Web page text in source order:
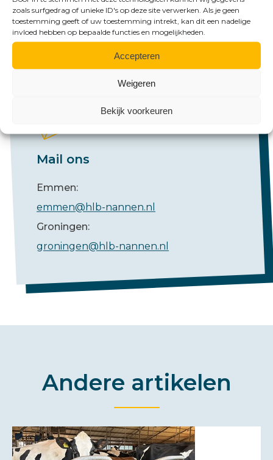
zoals surfgedrag of unieke ID's op deze site verwerken. Als je geen
toestemming geeft of uw toestemming intrekt, kan dit een nadelige
invloed hebben op bepaalde functies en mogelijkheden.
Accepteren
Weigeren
Bekijk voorkeuren
+31 (0)591 61 23 77
Groningen:
+31 (0)50 526 65 33
Mail ons
Emmen:
emmen@hlb-nannen.nl
Groningen:
groningen@hlb-nannen.nl
Andere artikelen